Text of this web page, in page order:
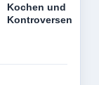
Kochen und
Kontroversen